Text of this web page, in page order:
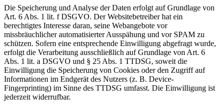
Die Speicherung und Analyse der Daten erfolgt auf Grundlage von
Art. 6 Abs. 1 lit. f DSGVO. Der Websitebetreiber hat ein
berechtigtes Interesse daran, seine Webangebote vor
missbräuchlicher automatisierter Ausspähung und vor SPAM zu
schützen. Sofern eine entsprechende Einwilligung abgefragt wurde,
erfolgt die Verarbeitung ausschließlich auf Grundlage von Art. 6
Abs. 1 lit. a DSGVO und § 25 Abs. 1 TTDSG, soweit die
Einwilligung die Speicherung von Cookies oder den Zugriff auf
Informationen im Endgerät des Nutzers (z. B. Device-
Fingerprinting) im Sinne des TTDSG umfasst. Die Einwilligung ist
jederzeit widerrufbar.